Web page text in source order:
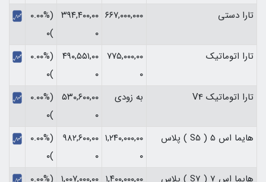
تارا دستی
۶۶۷,۰۰۰,۰۰۰ ۳۹۴,۴۰۰,۰۰
۰
(۰.۰۰%
)۰
تارا اتوماتیک
۷۷۵,۰۰۰,۰۰
۰
۴۹۰,۵۵۱,۰۰
۰
(۰.۰۰%
)۰
تارا اتوماتیک V4
به زودی
۵۳۰,۶۰۰,۰۰
۰
(۰.۰۰%
)۰
هایما اس 5 ( S5 ) پلاس
۱,۲۴۰,۰۰۰,۰۰
۰
۹۸۲,۶۰۰,۰۰
۰
(۰.۰۰%
)۰
هایما اس 7 ( S7 ) پلاس
۱,۴۰۰,۰۰۰,۰۰ ۱,۰۰۷,۰۰۰,۰۰ (۰.۰۰%